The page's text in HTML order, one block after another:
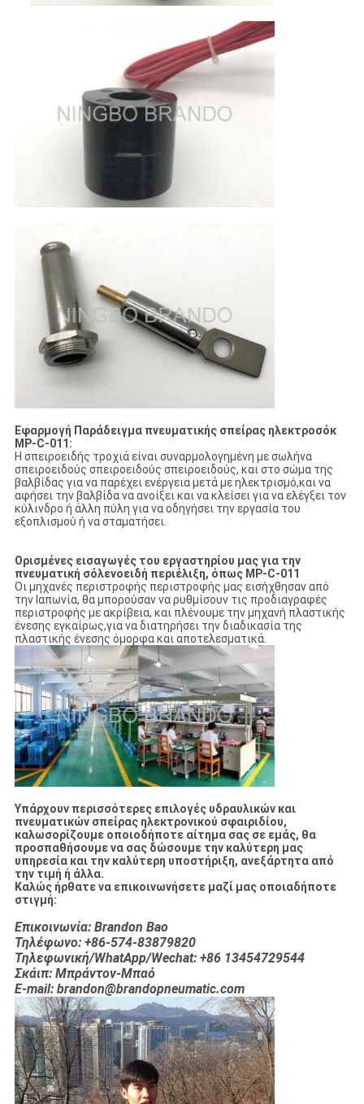
Εφαρμογή Παράδειγμα πνευματικής σπείρας ηλεκτροσόκ
MP-C-011:
Η σπειροειδής τροχιά είναι συναρμολογημένη με σωλήνα
σπειροειδούς σπειροειδούς σπειροειδούς, και στο σώμα της
βαλβίδας για να παρέχει ενέργεια μετά με ηλεκτρισμό,και να
αφήσει την βαλβίδα να ανοίξει και να κλείσει για να ελέγξει τον
κύλινδρο ή άλλη πύλη για να οδηγήσει την εργασία του
εξοπλισμού ή να σταματήσει.
Ορισμένες εισαγωγές του εργαστηρίου μας για την
πνευματική σόλενοειδή περιέλιξη, όπως MP-C-011
Οι μηχανές περιστροφής περιστροφής μας εισήχθησαν από
την Ιαπωνία, θα μπορούσαν να ρυθμίσουν τις προδιαγραφές
περιστροφής με ακρίβεια, και πλένουμε την μηχανή πλαστικής
ένεσης εγκαίρως,για να διατηρήσει την διαδικασία της
πλαστικής ένεσης όμορφα και αποτελεσματικά.
Υπάρχουν περισσότερες επιλογές υδραυλικών και
πνευματικών σπείρας ηλεκτρονικού σφαιριδίου,
καλωσορίζουμε οποιοδήποτε αίτημα σας σε εμάς, θα
προσπαθήσουμε να σας δώσουμε την καλύτερη μας
υπηρεσία και την καλύτερη υποστήριξη, ανεξάρτητα από
την τιμή ή άλλα.
Καλώς ήρθατε να επικοινωνήσετε μαζί μας οποιαδήποτε
στιγμή:
Επικοινωνία: Brandon Bao
Τηλέφωνο: +86-574-83879820
Τηλεφωνική/WhatApp/Wechat: +86 13454729544
Σκάιπ: Μπράντον-Μπαό
E-mail: brandon@brandopneumatic.com